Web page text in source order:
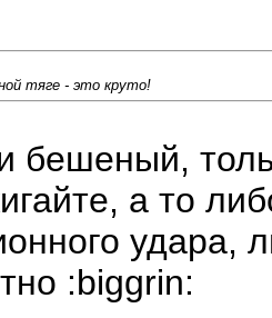
тяге - это круто!
бешеный,
а то
удара,
:biggrin: